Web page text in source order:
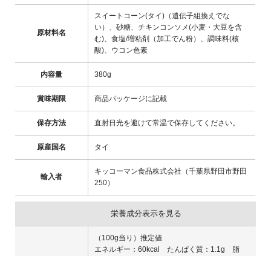
原材料名
スイートコーン(タイ)（遺伝子組換えでな
い）、砂糖、チキンコンソメ(小麦・大豆を含
む)、食塩/増粘剤（加工でん粉）、調味料(核
酸)、ウコン色素
内容量 380g
賞味期限 商品パッケージに記載
保存方法 直射日光を避けて常温で保存してください。
原産国名 タイ
輸入者
キッコーマン食品株式会社（千葉県野田市野田
250）
栄養成分表示を見る
（100g当り）推定値
エネルギー：60kcal たんぱく質：1.1g 脂